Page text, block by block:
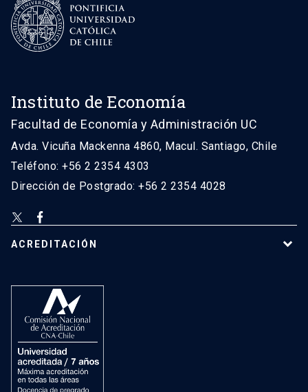
Instituto de Economía
Facultad de Economía y Administración UC
Avda. Vicuña Mackenna 4860, Macul. Santiago, Chile
Teléfono: +56 2 2354 4303
Dirección de Postgrado: +56 2 2354 4028
ACREDITACIÓN